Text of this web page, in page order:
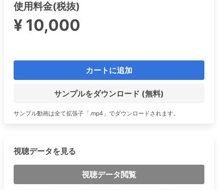
使用料金(税抜)
¥ 10,000
カートに追加
サンプルをダウンロード (無料)
サンプル動画は全て拡張子「.mp4」でダウンロードされます。
視聴データを見る
視聴データ閲覧